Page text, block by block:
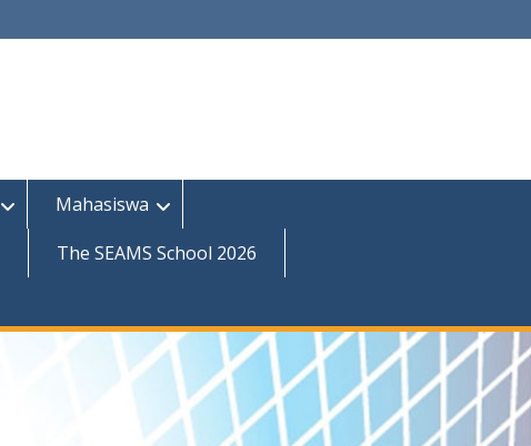
Mahasiswa
The SEAMS School 2026